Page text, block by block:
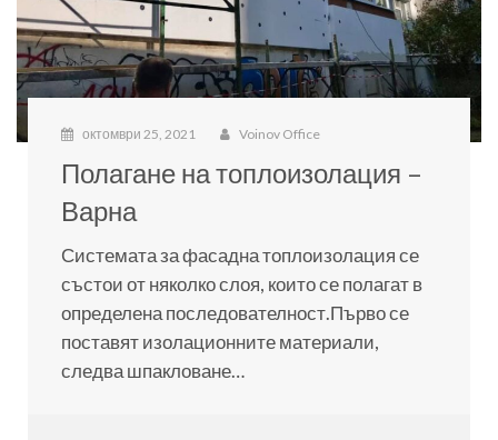
октомври 25, 2021 Voinov Office
Полагане на топлоизолация –
Варна
Системата за фасадна топлоизолация се
състои от няколко слоя, които се полагат в
определена последователност.Първо се
поставят изолационните материали,
следва шпакловане…